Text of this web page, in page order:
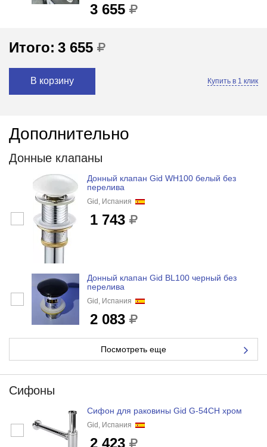
3 655
Итого: 3 655
В корзину Купить в 1 клик
Дополнительно
Донные клапаны
Донный клапан Gid WH100 белый без
перелива
Gid, Испания
1 743
Донный клапан Gid BL100 черный без
перелива
Gid, Испания
2 083
Посмотреть еще
Сифоны
Сифон для раковины Gid G-54CH хром
Gid, Испания
2 423